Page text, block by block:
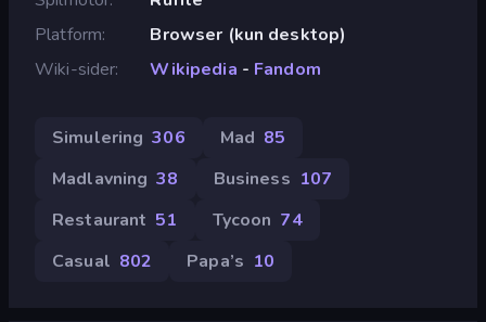
Platform
Browser (kun desktop)
Wiki-sider
Wikipedia - Fandom
Simulering 306 Mad 85
Madlavning 38 Business 107
Restaurant 51 Tycoon 74
Casual 802 Papa’s 10